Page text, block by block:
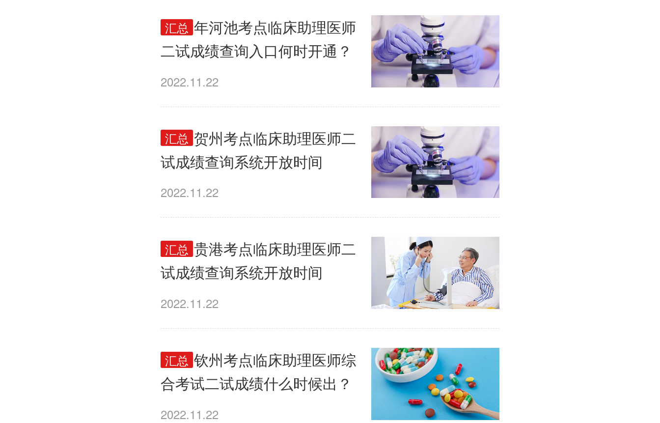
汇总
2022年河池考点临床助理医师
二试成绩查询入口何时开通？
2022.11.22
汇总
2022贺州考点临床助理医师二
试成绩查询系统开放时间
2022.11.22
汇总
2022贵港考点临床助理医师二
试成绩查询系统开放时间
2022.11.22
汇总
2022钦州考点临床助理医师综
合考试二试成绩什么时候出？
2022.11.22